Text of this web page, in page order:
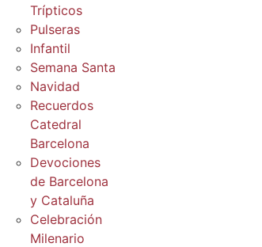
Trípticos
Pulseras
Infantil
Semana Santa
Navidad
Recuerdos
Catedral
Barcelona
Devociones
de Barcelona
y Cataluña
Celebración
Milenario